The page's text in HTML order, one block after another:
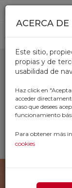
Pasar al contenido
ACERCA DE
Este sitio,
propias y de
usabilidad de
Haz click en
acceder
caso que desees
funcionamiento
Para obtener más
cookies